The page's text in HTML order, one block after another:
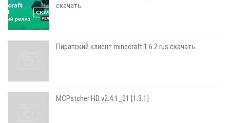
скачать
Пиратский клиент minecraft 1.6.2 rus скачать
MCPatcher HD v2.4.1_01 [1.3.1]